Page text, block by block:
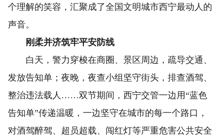
个理解的笑容，汇聚成了全国文明城市西宁最动人的
声音。
刚柔并济筑牢平安防线
白天，警力穿梭在商圈、景区周边，疏导交通、
发放告知单；夜晚，夜查小组坚守街头，排查酒驾、
整治违法载人……双节期间，西宁交管一边用“蓝色
告知单”传递温暖，一边坚守在城市的每一个路口，
对酒驾醉驾、超员超载、闯红灯等严重危害公共安全